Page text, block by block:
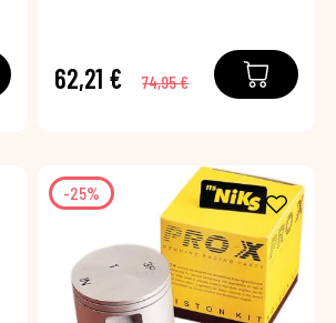
62,21 € 74,95 €
-25%